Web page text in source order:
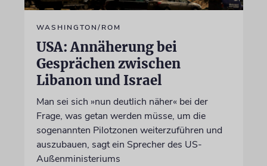
WASHINGTON/ROM
USA: Annäherung bei
Gesprächen zwischen
Libanon und Israel
Man sei sich »nun deutlich näher« bei der
Frage, was getan werden müsse, um die
sogenannten Pilotzonen weiterzuführen und
auszubauen, sagt ein Sprecher des US-
Außenministeriums